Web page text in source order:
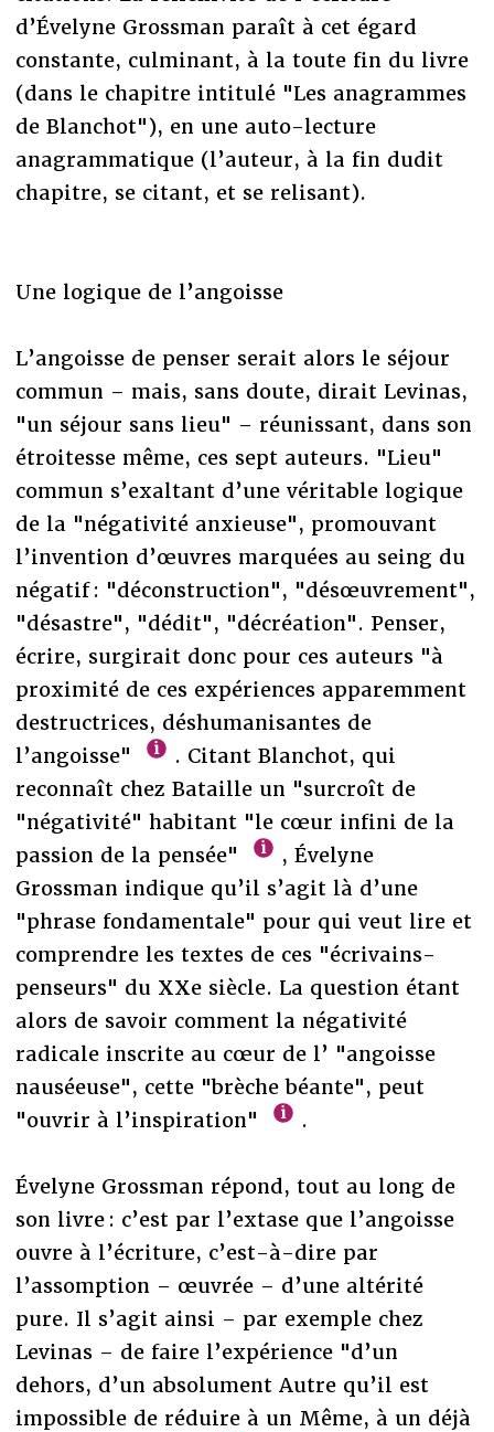
d’Évelyne Grossman paraît à cet égard
constante, culminant, à la toute fin du livre
(dans le chapitre intitulé "Les anagrammes
de Blanchot"), en une auto-lecture
anagrammatique (l’auteur, à la fin dudit
chapitre, se citant, et se relisant).
Une logique de l’angoisse
L’angoisse de penser serait alors le séjour
commun – mais, sans doute, dirait Levinas,
"un séjour sans lieu" – réunissant, dans son
étroitesse même, ces sept auteurs. "Lieu"
commun s’exaltant d’une véritable logique
de la "négativité anxieuse", promouvant
l’invention d’œuvres marquées au seing du
négatif : "déconstruction", "désœuvrement",
"désastre", "dédit", "décréation". Penser,
écrire, surgirait donc pour ces auteurs "à
proximité de ces expériences apparemment
destructrices, déshumanisantes de
l’angoisse"
. Citant Blanchot, qui
reconnaît chez Bataille un "surcroît de
"négativité" habitant "le cœur infini de la
passion de la pensée"
, Évelyne
Grossman indique qu’il s’agit là d’une
"phrase fondamentale" pour qui veut lire et
comprendre les textes de ces "écrivains-
penseurs" du XXe siècle. La question étant
alors de savoir comment la négativité
radicale inscrite au cœur de l’ "angoisse
nauséeuse", cette "brèche béante", peut
"ouvrir à l’inspiration"
.
Évelyne Grossman répond, tout au long de
son livre : c’est par l’extase que l’angoisse
ouvre à l’écriture, c’est-à-dire par
l’assomption – œuvrée – d’une altérité
pure. Il s’agit ainsi – par exemple chez
Levinas – de faire l’expérience "d’un
dehors, d’un absolument Autre qu’il est
impossible de réduire à un Même, à un déjà